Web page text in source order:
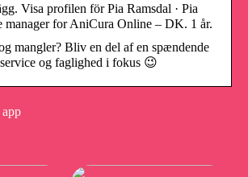
Visa profilen för Pia Ramsdal · Pia
manager for AniCura Online – DK. 1 år.
mangler? Bliv en del af en spændende
og faglighed i fokus 😉